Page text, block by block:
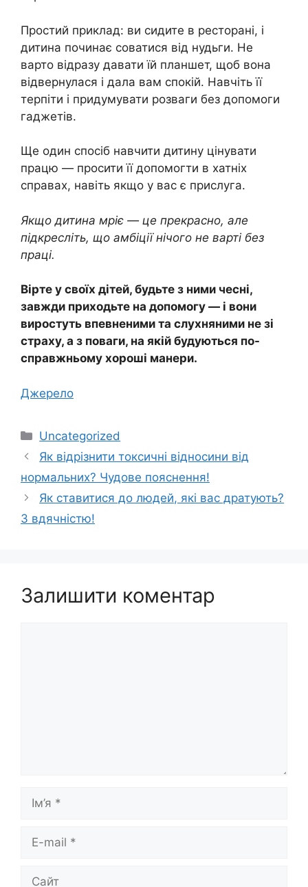
Простий приклад: ви сидите в ресторані, і
дитина починає соватися від нудьги. Не
варто відразу давати їй планшет, щоб вона
відвернулася і дала вам спокій. Навчіть її
терпіти і придумувати розваги без допомоги
гаджетів.
Ще один спосіб навчити дитину цінувати
працю — просити її допомогти в хатніх
справах, навіть якщо у вас є прислуга.
Якщо дитина мріє — це прекрасно, але
підкресліть, що амбіції нічого не варті без
праці.
Вірте у своїх дітей, будьте з ними чесні,
завжди приходьте на допомогу — і вони
виростуть впевненими та слухняними не зі
страху, а з поваги, на якій будуються по-
справжньому хороші манери.
Джерело
Категорії
Uncategorized
Як відрізнити токсичні відносини від
нормальних? Чудове пояснення!
Як ставитися до людей, які вас дратують?
З вдячністю!
Залишити коментар
mail